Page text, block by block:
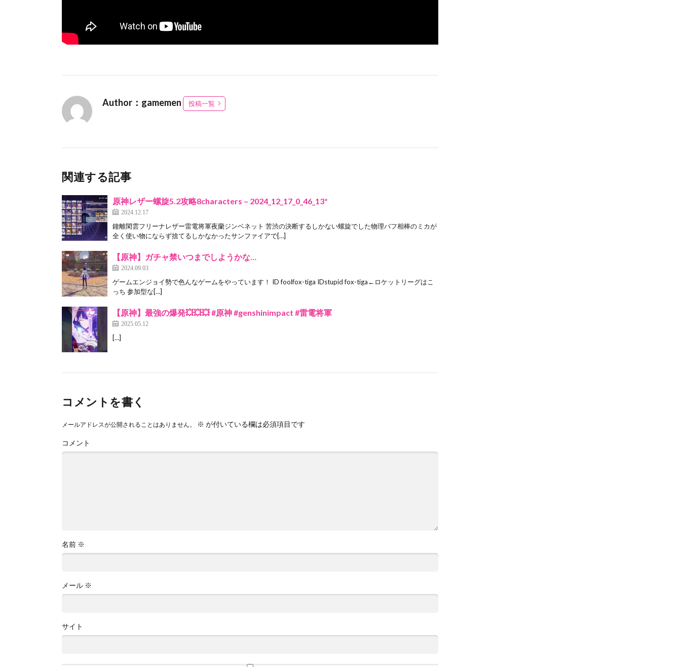
Author：gamemen 投稿一覧
関連する記事
原神レザー螺旋5.2攻略8characters – 2024_12_17_0_46_13*
2024.12.17
鐘離閑雲フリーナレザー雷電将軍夜蘭ジンベネット 苦渋の決断するしかない螺旋でした物理バフ相棒のミカが
全く使い物にならず捨てるしかなかったサンファイアで[…]
【原神】ガチャ禁いつまでしようかな…
2024.09.03
ゲームエンジョイ勢で色んなゲームをやっています！ ID foolfox-tiga IDstupid fox-tiga←ロケットリーグはこ
っち 参加型な[…]
【原神】最強の爆発💥💥💥 #原神 #genshinimpact #雷電将軍
2025.05.12
[…]
コメントを書く
メールアドレスが公開されることはありません。 ※ が付いている欄は必須項目です
コメント
名前 ※
メール ※
サイト